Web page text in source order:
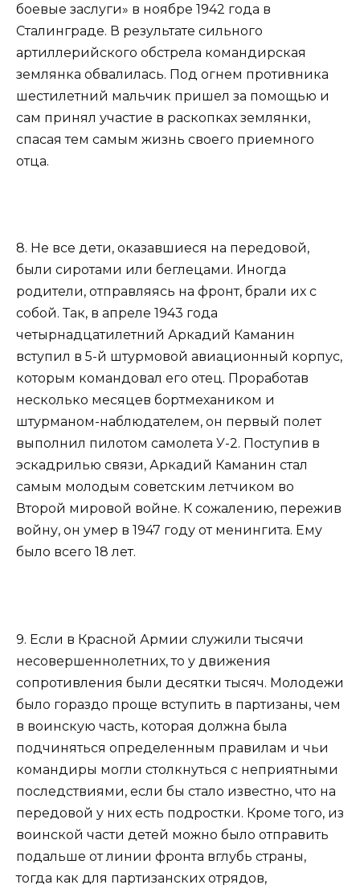
боевые заслуги» в ноябре 1942 года в
Сталинграде. В результате сильного
артиллерийского обстрела командирская
землянка обвалилась. Под огнем противника
шестилетний мальчик пришел за помощью и
сам принял участие в раскопках землянки,
спасая тем самым жизнь своего приемного
отца.
8. Не все дети, оказавшиеся на передовой,
были сиротами или беглецами. Иногда
родители, отправляясь на фронт, брали их с
собой. Так, в апреле 1943 года
четырнадцатилетний Аркадий Каманин
вступил в 5-й штурмовой авиационный корпус,
которым командовал его отец. Проработав
несколько месяцев бортмехаником и
штурманом-наблюдателем, он первый полет
выполнил пилотом самолета У-2. Поступив в
эскадрилью связи, Аркадий Каманин стал
самым молодым советским летчиком во
Второй мировой войне. К сожалению, пережив
войну, он умер в 1947 году от менингита. Ему
было всего 18 лет.
9. Если в Красной Армии служили тысячи
несовершеннолетних, то у движения
сопротивления были десятки тысяч. Молодежи
было гораздо проще вступить в партизаны, чем
в воинскую часть, которая должна была
подчиняться определенным правилам и чьи
командиры могли столкнуться с неприятными
последствиями, если бы стало известно, что на
передовой у них есть подростки. Кроме того, из
воинской части детей можно было отправить
подальше от линии фронта вглубь страны,
тогда как для партизанских отрядов,